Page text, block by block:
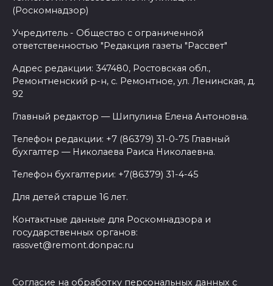
(Роскомнадзор)
Учредитель - Общество с ограниченной
ответственностью "Редакция газеты "Рассвет"
Адрес редакции: 347480, Ростовская обл.,
Ремонтненский р-н, с. Ремонтное, ул. Ленинская, д.
92
Главный редактор — Шипулина Елена Антоновна.
Телефон редакции: +7 (86379) 31-0-75 Главный
бухгалтер — Николаева Раиса Николаевна.
Телефон бухгалтерии: +7(86379) 31-4-45
Для детей старше 16 лет.
Контактные данные для Роскомнадзора и
государственных органов:
rassvet@remont.donpac.ru
Согласие на обработку персональных данных с